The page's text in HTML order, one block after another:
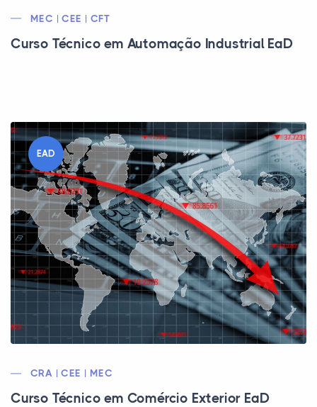
MEC | CEE | CFT
Curso Técnico em Automação Industrial EaD
EAD
CRA | CEE | MEC
Curso Técnico em Comércio Exterior EaD